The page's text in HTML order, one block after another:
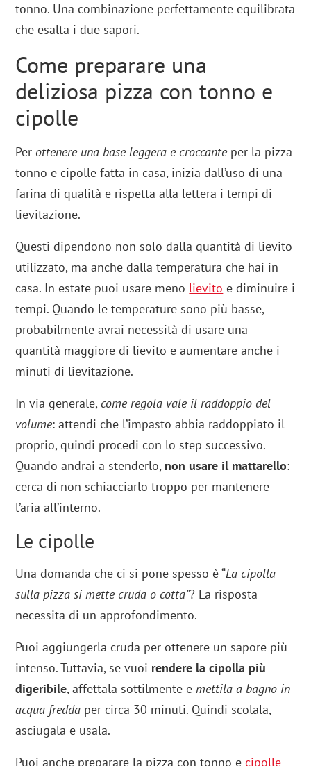
tonno. Una combinazione perfettamente equilibrata
che esalta i due sapori.
Come preparare una
deliziosa pizza con tonno e
cipolle
Per ottenere una base leggera e croccanteper la pizza
tonno e cipolle fatta in casa, inizia dall’uso di una
farina di qualità e rispetta alla lettera i tempi di
lievitazione.
Questi dipendono non solo dalla quantità di lievito
utilizzato, ma anche dalla temperatura che hai in
casa. In estate puoi usare meno lievito e diminuire i
tempi. Quando le temperature sono più basse,
probabilmente avrai necessità di usare una
quantità maggiore di lievito e aumentare anche i
minuti di lievitazione.
In via generale, come regola vale il raddoppio del
volume: attendi che l’impasto abbia raddoppiato il
proprio, quindi procedi con lo step successivo.
Quando andrai a stenderlo, non usare il mattarello:
cerca di non schiacciarlo troppo per mantenere
l’aria all’interno.
Le cipolle
Una domanda che ci si pone spesso è “La cipolla
sulla pizza si mette cruda o cotta”? La risposta
necessita di un approfondimento.
Puoi aggiungerla cruda per ottenere un sapore più
intenso. Tuttavia, se vuoi rendere la cipolla più
digeribile, affettala sottilmente emettila a bagno in
acqua fredda per circa 30 minuti. Quindi scolala,
asciugala e usala.
Puoi anche preparare la pizza con tonno ecipolle